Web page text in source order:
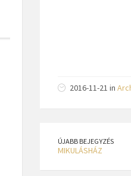
2016-11-21 in
ÚJABB BEJEGYZÉS
MIKULÁSHÁZ